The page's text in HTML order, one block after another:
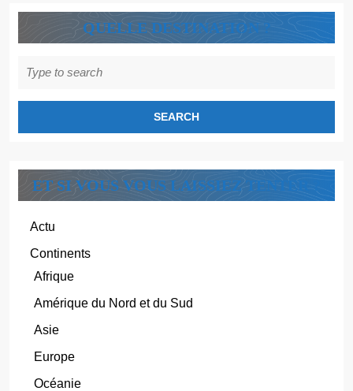
QUELLE DESTINATION ?
for:
ET SI VOUS VOUS LAISSIEZ TENTER ?
Actu
Continents
Afrique
Amérique du Nord et du Sud
Asie
Europe
Océanie